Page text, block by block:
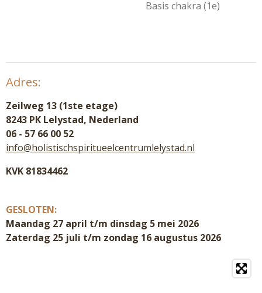
Basis chakra (1e)
Adres:
Zeilweg 13 (1ste etage)
8243 PK Lelystad, Nederland
06 - 57 66 00 52
info@holistischspiritueelcentrumlelystad.nl
KVK 81834462
GESLOTEN:
Maandag 27 april t/m dinsdag 5 mei 2026
Zaterdag 25 juli t/m zondag 16 augustus 2026